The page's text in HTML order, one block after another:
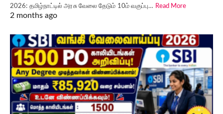
2026: தமிழ்நாட்டில் அரசு வேலை தேடும் 10ம் வகுப்பு… Read More
2 months ago